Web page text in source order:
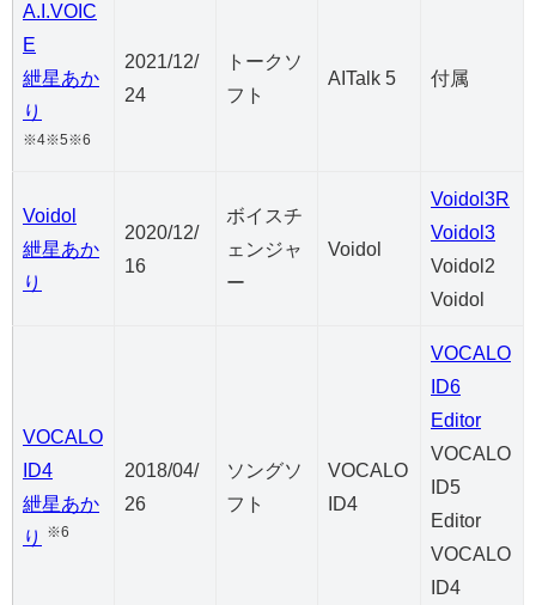
A.I.VOIC
E
紲星あか
り
※4※5※6
2021/12/
24
トークソ
フト
AITalk 5 付属
Voidol
紲星あか
り
2020/12/
16
ボイスチ
ェンジャ
ー
Voidol
Voidol3R
Voidol3
Voidol2
Voidol
VOCALO
ID4
紲星あか
り
※6
2018/04/
26
ソングソ
フト
VOCALO
ID4
VOCALO
ID6
Editor
VOCALO
ID5
Editor
VOCALO
ID4